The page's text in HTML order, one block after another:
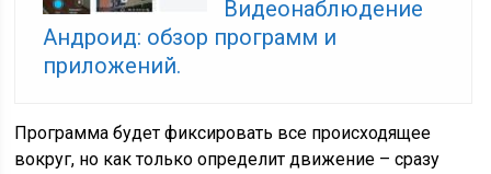
Видеонаблюдение
Андроид: обзор программ и
приложений.
Программа будет фиксировать все происходящее
вокруг, но как только определит движение – сразу